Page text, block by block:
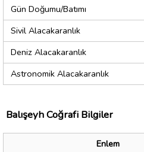
Gün Doğumu/Batımı
Sivil Alacakaranlık
Deniz Alacakaranlık
Astronomik Alacakaranlık
Balışeyh Coğrafi Bilgiler
Enlem